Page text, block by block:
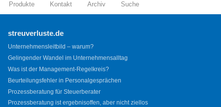
Produkte Kontakt Archiv Suche
streuverluste.de
Unternehmensleitbild – warum?
Gelingender Wandel im Unternehmensalltag
Was ist der Management-Regelkreis?
Beurteilungsfehler in Personalgesprächen
Prozessberatung für Steuerberater
Prozessberatung ist ergebnisoffen, aber nicht ziellos